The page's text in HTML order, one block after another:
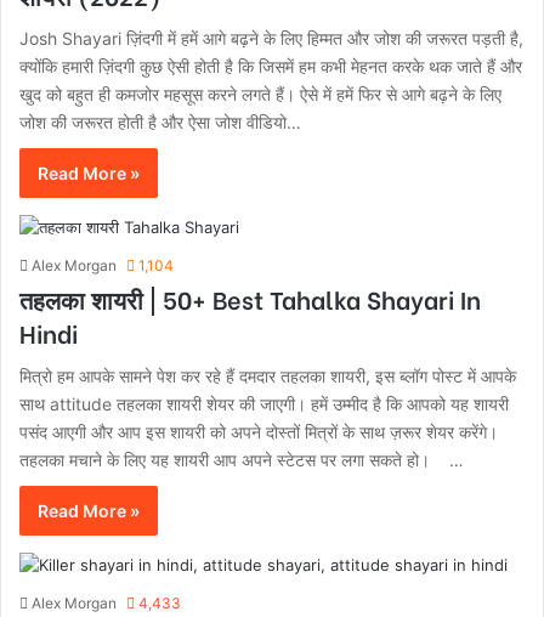
Josh Shayari ज़िंदगी में हमें आगे बढ़ने के लिए हिम्मत और जोश की जरूरत पड़ती है,
क्योंकि हमारी ज़िंदगी कुछ ऐसी होती है कि जिसमें हम कभी मेहनत करके थक जाते हैं और
खुद को बहुत ही कमजोर महसूस करने लगते हैं। ऐसे में हमें फिर से आगे बढ़ने के लिए
जोश की जरूरत होती है और ऐसा जोश वीडियो…
Read More »
Alex Morgan 1,104
तहलका शायरी | 50+ Best Tahalka Shayari In
Hindi
मित्रो हम आपके सामने पेश कर रहे हैं दमदार तहलका शायरी, इस ब्लॉग पोस्ट में आपके
साथ attitude तहलका शायरी शेयर की जाएगी। हमें उम्मीद है कि आपको यह शायरी
पसंद आएगी और आप इस शायरी को अपने दोस्तों मित्रों के साथ ज़रूर शेयर करेंगे।
तहलका मचाने के लिए यह शायरी आप अपने स्टेटस पर लगा सकते हो। …
Read More »
Alex Morgan 4,433